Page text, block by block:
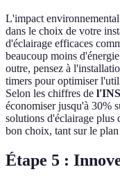
L'impact
dans le choix de votre
d'éclairage efficaces
beaucoup moins
outre, pensez à
timers pour optimiser
Selon les chiffres de
économiser jusqu'à 30%
solutions d'éclairage plus
bon choix, tant sur le
Étape 5 :